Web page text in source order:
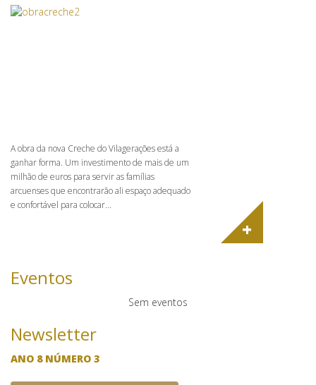
A obra da nova Creche do Vilagerações está a
ganhar forma. Um investimento de mais de um
milhão de euros para servir as famílias
arcuenses que encontrarão ali espaço adequado
e confortável para colocar...
+
Eventos
Sem eventos
Newsletter
ANO 8 NÚMERO 3